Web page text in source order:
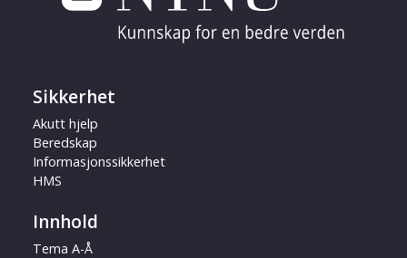
Sikkerhet
Akutt hjelp
Beredskap
Informasjonssikkerhet
HMS
Innhold
Tema A-Å